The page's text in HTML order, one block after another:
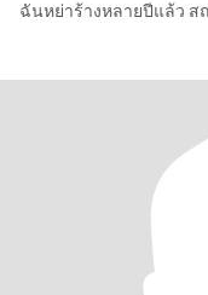
ฉันหย่าร้างหลายปีแล้ว